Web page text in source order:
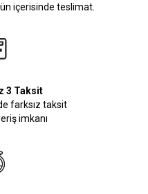
içerisinde teslimat.
3 Taksit
farksız taksit
imkanı